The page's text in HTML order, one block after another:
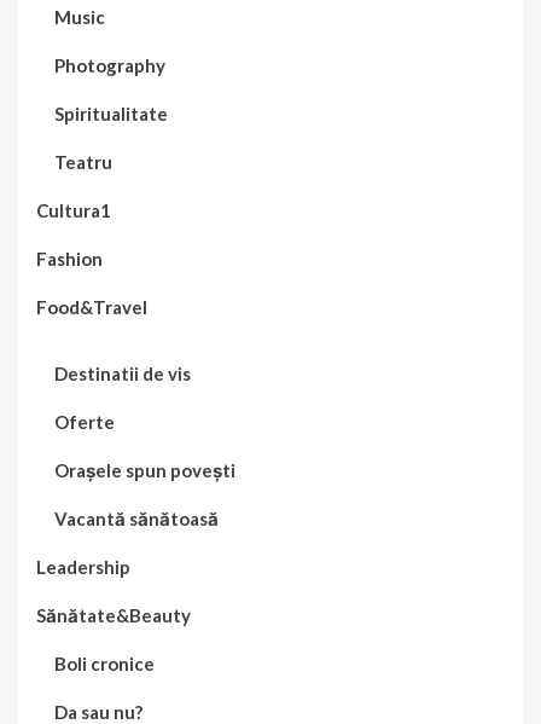
Music
Photography
Spiritualitate
Teatru
Cultura1
Fashion
Food&Travel
Destinatii de vis
Oferte
Orașele spun povești
Vacantă sănătoasă
Leadership
Sănătate&Beauty
Boli cronice
Da sau nu?